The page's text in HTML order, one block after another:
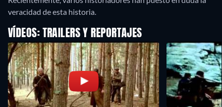
veracidad de esta historia.
VÍDEOS: TRAILERS Y REPORTAJES